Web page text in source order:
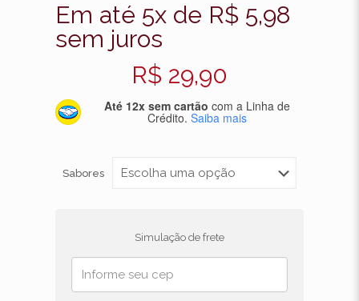
Em até 5x de R$ 5,98
sem juros
R$ 29,90
Até 12x sem cartão com a Linha de
Crédito. Saiba mais
Sabores
Simulação de frete